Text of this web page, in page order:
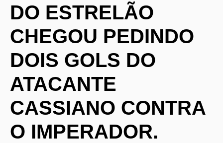
DO ESTRELÃO
CHEGOU PEDINDO
DOIS GOLS DO
ATACANTE
CASSIANO CONTRA
O IMPERADOR.